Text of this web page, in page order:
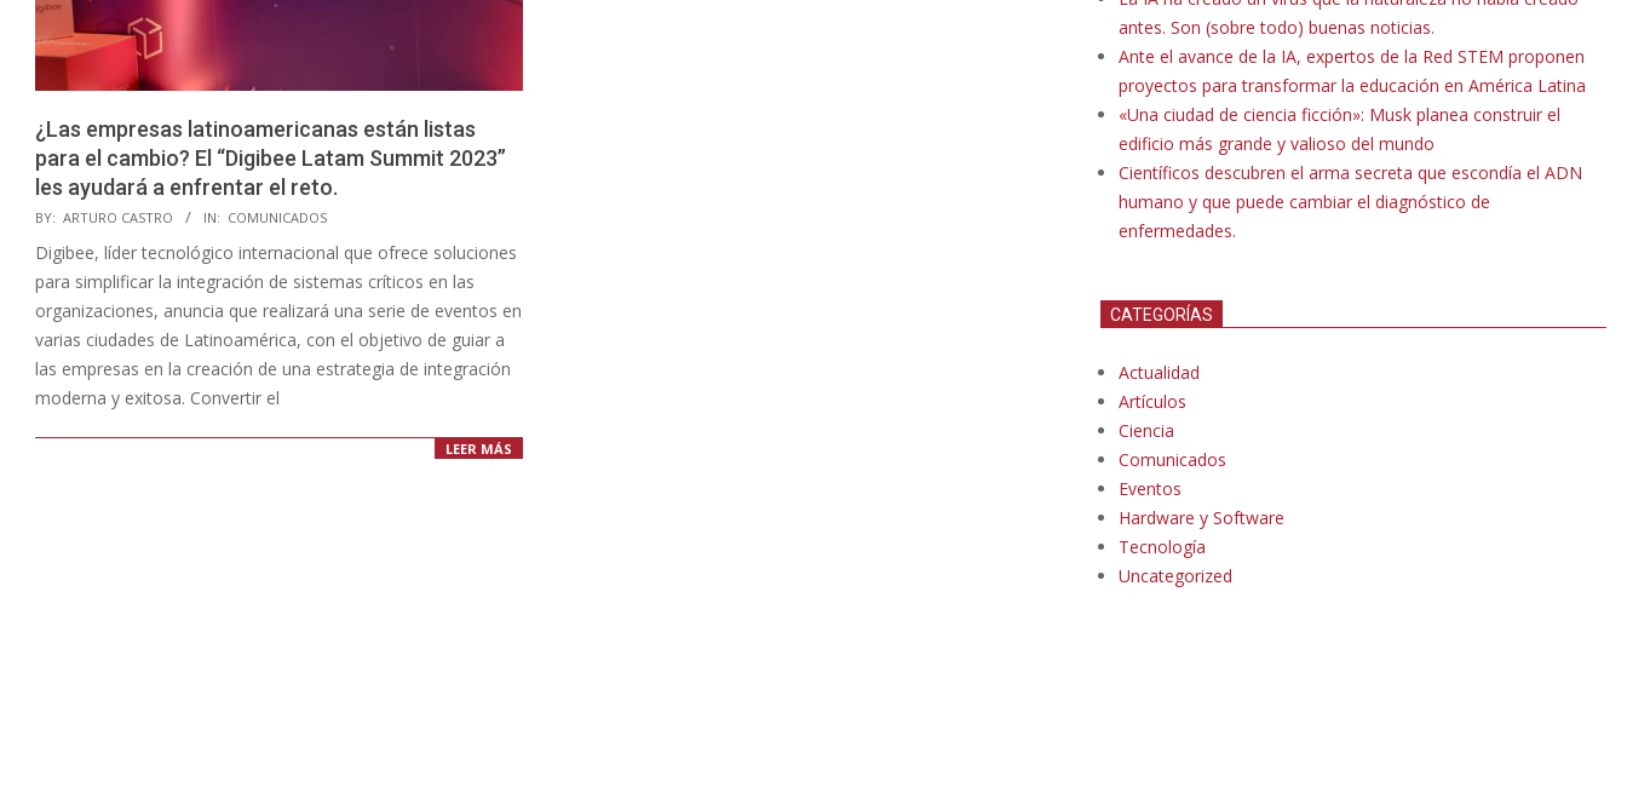
¿Las empresas latinoamericanas están listas
para el cambio? El “Digibee Latam Summit 2023”
les ayudará a enfrentar el reto.
2023-
04-
28
BY: ARTURO CASTRO IN: COMUNICADOS
Digibee, líder tecnológico internacional que ofrece soluciones
para simplificar la integración de sistemas críticos en las
organizaciones, anuncia que realizará una serie de eventos en
varias ciudades de Latinoamérica, con el objetivo de guiar a
las empresas en la creación de una estrategia de integración
moderna y exitosa. Convertir el
LEER MÁS
antes. Son (sobre todo) buenas noticias.
Ante el avance de la IA, expertos de la Red STEM proponen
proyectos para transformar la educación en América Latina
«Una ciudad de ciencia ficción»: Musk planea construir el
edificio más grande y valioso del mundo
Científicos descubren el arma secreta que escondía el ADN
humano y que puede cambiar el diagnóstico de
enfermedades.
CATEGORÍAS
Actualidad
Artículos
Ciencia
Comunicados
Eventos
Hardware y Software
Tecnología
Uncategorized